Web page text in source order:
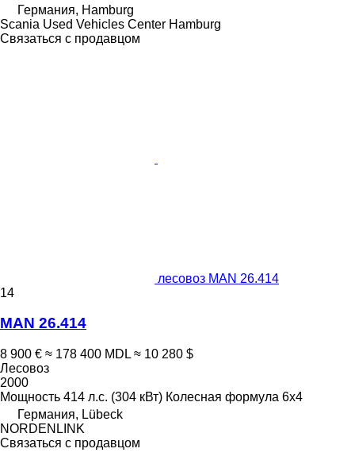
Германия, Hamburg
Scania Used Vehicles Center Hamburg
Связаться с продавцом
лесовоз MAN 26.414
14
MAN 26.414
8 900 € ≈ 178 400 MDL ≈ 10 280 $
Лесовоз
2000
Мощность 414 л.с. (304 кВт) Колесная формула 6x4
Германия, Lübeck
NORDENLINK
Связаться с продавцом